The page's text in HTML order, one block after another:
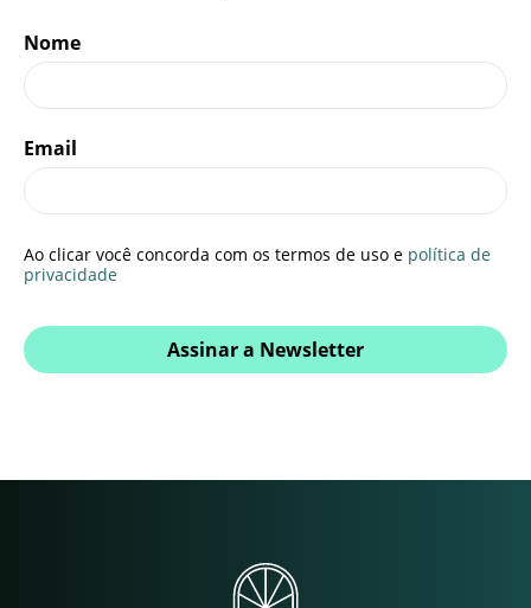
Nome
Email
Ao clicar você concorda com os termos de uso e política de
privacidade
Assinar a Newsletter